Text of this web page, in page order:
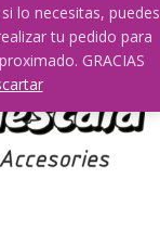
lo necesitas, puedes
tu pedido para
GRACIAS